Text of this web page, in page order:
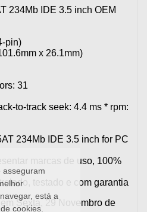
asseguram
está a
cookies.
234Mb IDE 3.5 inch OEM
pin)
x 26.1mm)
31
to-track seek: 4.4 ms * rpm:
234Mb IDE 3.5 inch for PC
marcas de uso, 100%
testado e com garantia
Sexta, 29 Novembro de